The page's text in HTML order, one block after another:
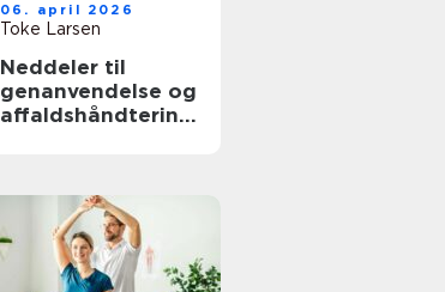
06. april 2026
Toke Larsen
Neddeler til
genanvendelse og
affaldshåndtering: